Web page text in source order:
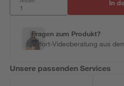
In
Fragen zum Produkt?
Sofort-Videoberatung aus
Unsere passenden Services